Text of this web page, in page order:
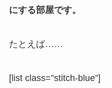
にする部屋です。
たとえば……
[list class=”stitch-blue”]